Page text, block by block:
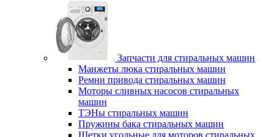
Запчасти для стиральных машин
Манжеты люка стиральных машин
Ремни привода стиральных машин
Моторы сливных насосов стиральных
машин
ТЭНы стиральных машин
Пружины бака стиральных машин
Щетки угольные для моторов стиральных